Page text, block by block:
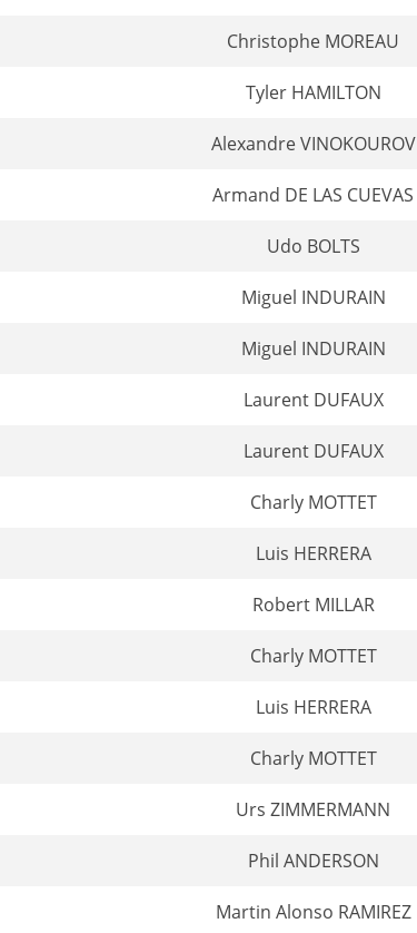
Christophe MOREAU
Tyler HAMILTON
Alexandre VINOKOUROV
Armand DE LAS CUEVAS
Udo BOLTS
Miguel INDURAIN
Miguel INDURAIN
Laurent DUFAUX
Laurent DUFAUX
Charly MOTTET
Luis HERRERA
Robert MILLAR
Charly MOTTET
Luis HERRERA
Charly MOTTET
Urs ZIMMERMANN
Phil ANDERSON
Martin Alonso RAMIREZ